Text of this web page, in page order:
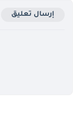
إرسال تعليق